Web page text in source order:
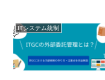
ITシステム統制